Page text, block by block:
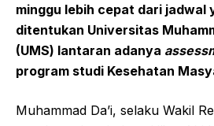
minggu lebih cepat dari jadwal
ditentukan Universitas
(UMS) lantaran adanya
program studi Kesehatan
Muhammad Da’i, selaku Wakil